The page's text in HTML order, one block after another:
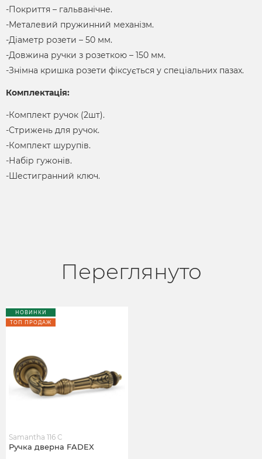
-Покриття – гальванічне.
-Металевий пружинний механізм.
-Діаметр розети – 50 мм.
-Довжина ручки з розеткою – 150 мм.
-Знімна кришка розети фіксується у спеціальних пазах.
Комплектація:
-Комплект ручок (2шт).
-Стрижень для ручок.
-Комплект шурупів.
-Набір гужонів.
-Шестигранний ключ.
Переглянуто
НОВИНКИ
ТОП ПРОДАЖ
Ручка дверна FADEX
Samantha 116 C